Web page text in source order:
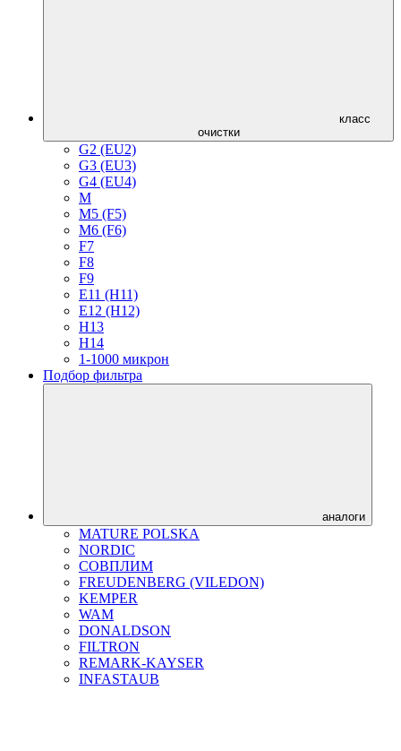
очистки
G2 (EU2)
G3 (EU3)
G4 (EU4)
M
M5 (F5)
M6 (F6)
F7
F8
F9
E11 (H11)
E12 (H12)
H13
H14
1-1000 микрон
Подбор фильтра
аналоги
MATURE POLSKA
NORDIC
СОВПЛИМ
FREUDENBERG (VILEDON)
KEMPER
WAM
DONALDSON
FILTRON
REMARK-KAYSER
INFASTAUB